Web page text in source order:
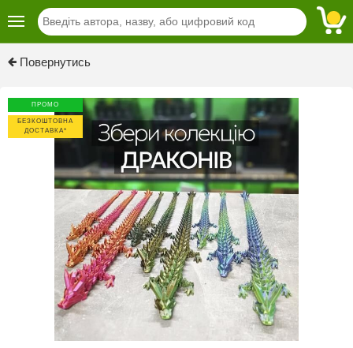
Повернутись
ПРОМО
БЕЗКОШТОВНА
ДОСТАВКА*